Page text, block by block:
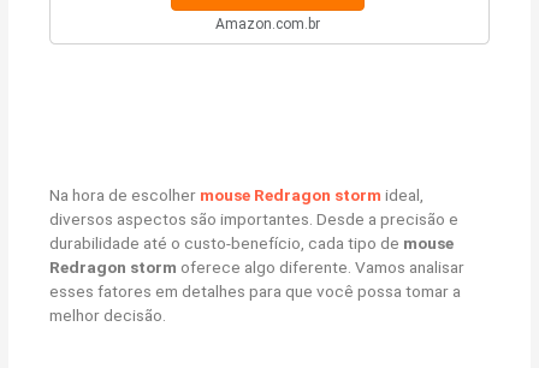
Amazon.com.br
Na hora de escolher mouse Redragon storm ideal,
diversos aspectos são importantes. Desde a precisão e
durabilidade até o custo-benefício, cada tipo de mouse
Redragon storm oferece algo diferente. Vamos analisar
esses fatores em detalhes para que você possa tomar a
melhor decisão.